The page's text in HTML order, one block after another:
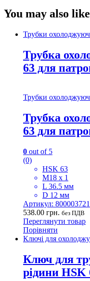
You may also
Трубки
Трубка
63 для
Трубки
Трубка
63 для
0 out of 5
(0)
HSK 63
M18 x 1
L 36.5 мм
D 12 мм
Артикул: 800003721
538.00 грн. без ПДВ
Переглянути товар
Порівняти
Ключі для
Ключ для
рідини HSK